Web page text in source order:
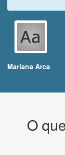
Mariana Arca
O